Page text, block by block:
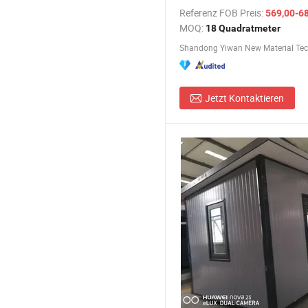
Vollausstattung
Hotel Camping Villa
Referenz FOB Preis:569,00-
MOQ: 18 Quadratmeter
Jetzt Kontaktieren